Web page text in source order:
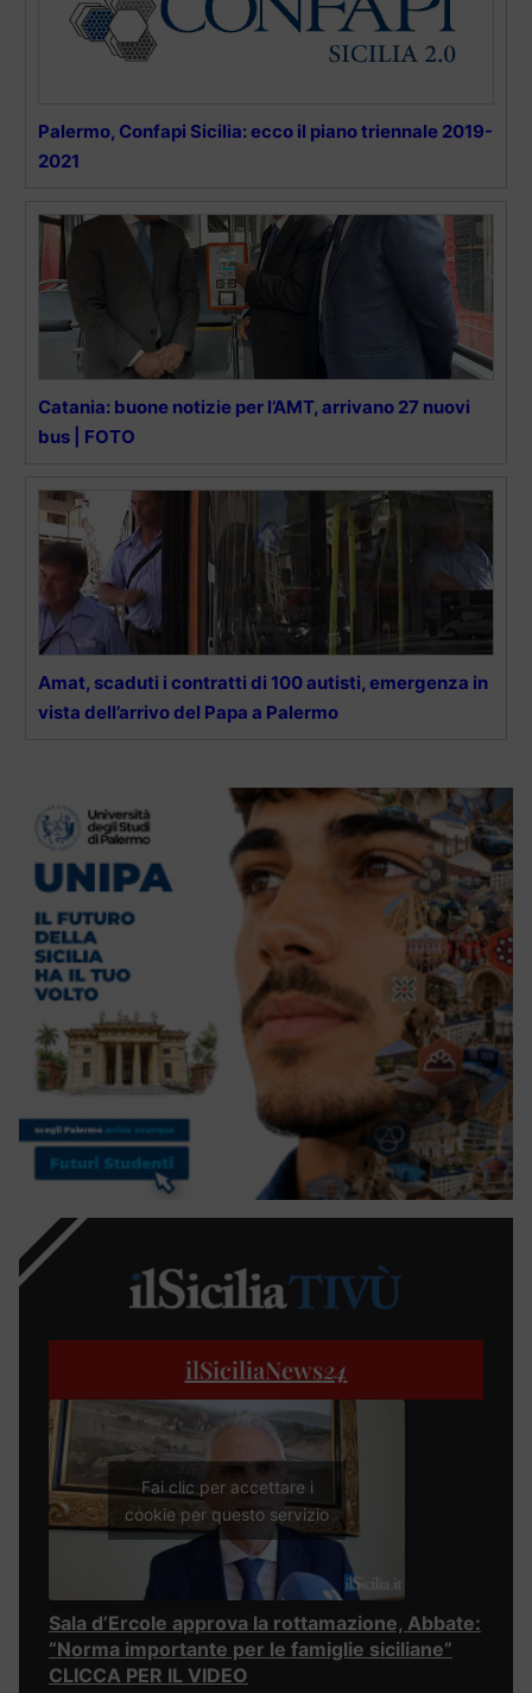
Palermo, Confapi Sicilia: ecco il piano triennale 2019-
2021
Catania: buone notizie per l’AMT, arrivano 27 nuovi
bus | FOTO
Amat, scaduti i contratti di 100 autisti, emergenza in
vista dell’arrivo del Papa a Palermo
ilSiciliaNews24
Fai clic per accettare i
cookie per questo servizio
Sala d’Ercole approva la rottamazione, Abbate:
“Norma importante per le famiglie siciliane”
CLICCA PER IL VIDEO